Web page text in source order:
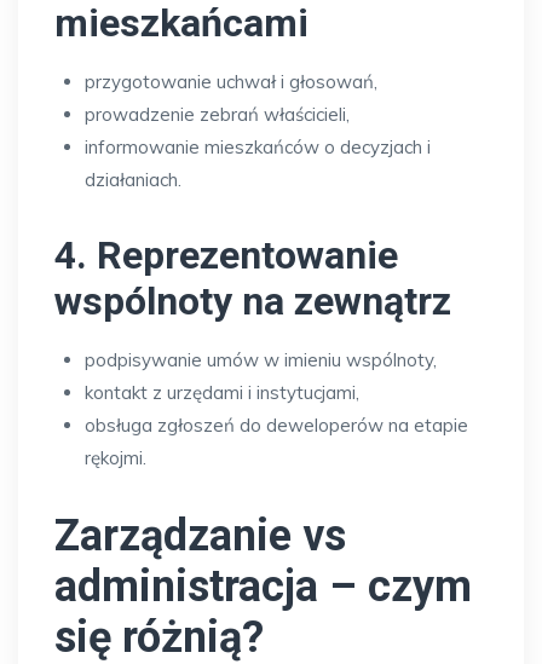
mieszkańcami
przygotowanie uchwał i głosowań,
prowadzenie zebrań właścicieli,
informowanie mieszkańców o decyzjach i
działaniach.
4. Reprezentowanie
wspólnoty na zewnątrz
podpisywanie umów w imieniu wspólnoty,
kontakt z urzędami i instytucjami,
obsługa zgłoszeń do deweloperów na etapie
rękojmi.
Zarządzanie vs
administracja – czym
się różnią?